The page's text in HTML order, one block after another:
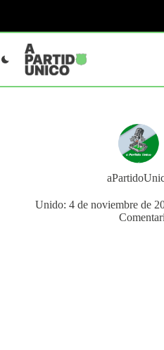
contenido
Unido: 4 de noviembre de